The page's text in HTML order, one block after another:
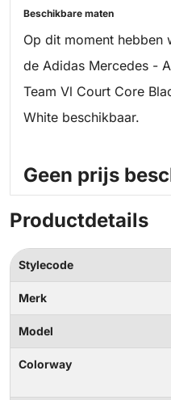
Beschikbare maten
Op dit moment hebben
de Adidas Mercedes -
Team Vl Court Core
White beschikbaar.
Geen prijs
Productdetails
Stylecode
Merk
Model
Colorway